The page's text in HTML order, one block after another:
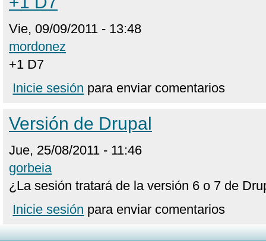
Vie, 09/09/2011 - 13:48
mordonez
+1 D7
Inicie sesión para enviar comentarios
Versión de Drupal
Jue, 25/08/2011 - 11:46
gorbeia
¿La sesión tratará de la versión 6 o 7 de
Inicie sesión para enviar comentarios